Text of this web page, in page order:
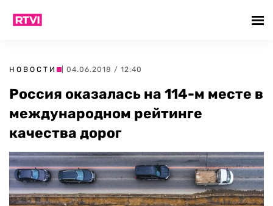
НОВОСТИ | 04.06.2018 / 12:40
Россия оказалась на 114-м месте в
международном рейтинге
качества дорог